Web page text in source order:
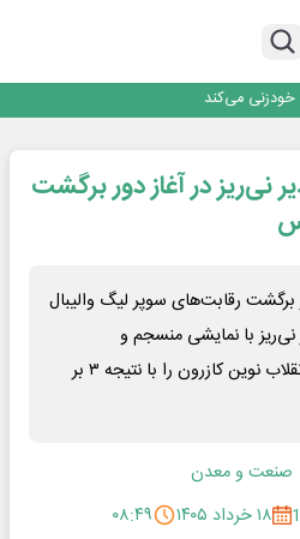
خودزنی می‌کند
نی‌ریز در آغاز دور برگشت
رقابت‌های سوپر لیگ والیبال
نی‌ریز با نمایشی منسجم و
حساب‌شده، موفق شد تیم انقلاب نوین کازرون را با نتیجه ۳ بر
صنعت و معدن
۱۸ خرداد ۱۴۰۵ ۰۸:۴۹